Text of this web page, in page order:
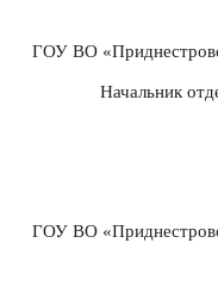
ГОУ ВО
Начальник
ГОУ ВО